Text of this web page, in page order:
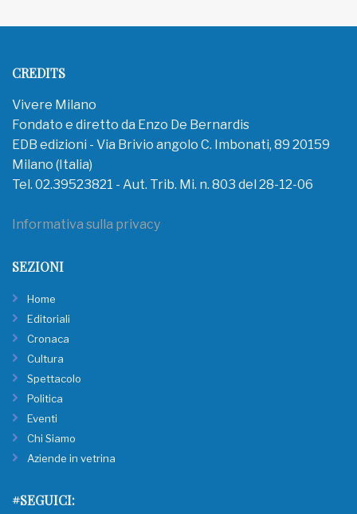
CREDITS
Vivere Milano
Fondato e diretto da Enzo De Bernardis
EDB edizioni - Via Brivio angolo C. Imbonati, 89 20159
Milano (Italia)
Tel. 02.39523821 - Aut. Trib. Mi. n. 803 del 28-12-06
Informativa sulla privacy
SEZIONI
Home
Editoriali
Cronaca
Cultura
Spettacolo
Politica
Eventi
Chi Siamo
Aziende in vetrina
#SEGUICI: